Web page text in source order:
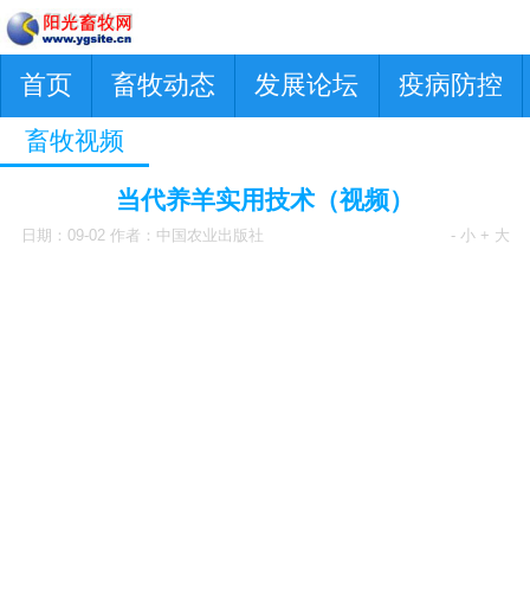
首页 畜牧动态 发展论坛 疫病防控
畜牧视频
当代养羊实用技术（视频）
日期：09-02 作者：中国农业出版社 - 小 + 大